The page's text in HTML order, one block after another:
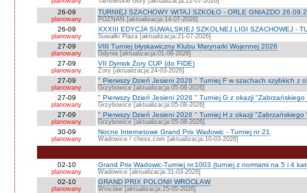
26-09
planowany
TURNIEJ SZACHOWY WITAJ SZKOŁO - ORLE GNIAZDO
POZNAŃ [aktualizacja:14-07-2026]
26-09
planowany
XXXIII EDYCJA SUWALSKIEJ SZKOLNEJ LIGI SZACHOWEJ -
Suwałki Plaza [aktualizacja:21-07-2026]
27-09
planowany
VIII Turniej błyskawiczny Klubu Marynarki Wojennej 2026
Gdynia [aktualizacja:01-08-2026]
27-09
planowany
VII Dymok Żory CUP (do FIDE)
Żory [aktualizacja:24-03-2026]
27-09
planowany
" Pierwszy Dzień Jesieni 2026 " Turniej F w szachach szybkich z
Grzybowice [aktualizacja:05-08-2026]
27-09
planowany
" Pierwszy Dzień Jesieni 2026 " Turniej G z okazji "Zabrzańskiego
Grzybowice [aktualizacja:05-08-2026]
27-09
planowany
" Pierwszy Dzień Jesieni 2026 " Turniej H z okazji "Zabrzańskiego
Grzybowice [aktualizacja:05-08-2026]
30-09
planowany
Nocne Internetowe Grand Prix Wadowic - Turniej nr 21
Wadowice / chess.com [aktualizacja:10-03-2026]
02-10
planowany
Grand Prix Wadowic-Turniej nr.1003 (turniej z normami na 5 i 4
Wadowice [aktualizacja:31-03-2026]
02-10
planowany
GRAND PRIX POLONII WROCŁAW
Wrocław [aktualizacja:25-05-2026]